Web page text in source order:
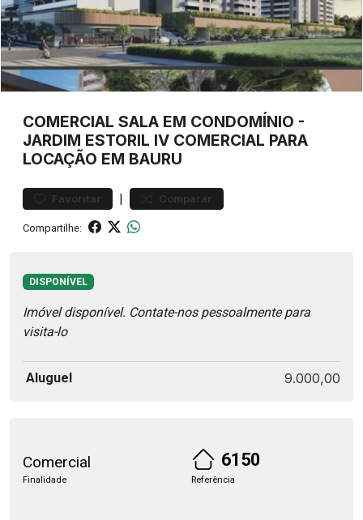
COMERCIAL SALA EM CONDOMÍNIO -
JARDIM ESTORIL IV COMERCIAL PARA
LOCAÇÃO EM BAURU
Favoritar | Comparar
Compartilhe:
DISPONÍVEL
Imóvel disponível. Contate-nos pessoalmente para
visita-lo
Aluguel 9.000,00
Comercial
Finalidade
6150
Referência